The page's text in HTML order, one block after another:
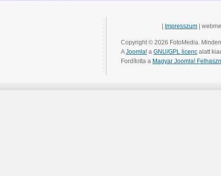
Impresszum |
Copyright © 2026 FotoMedia.
AJoomla! a GNU/GPL licenc alatt
Fordította a Magyar Joomla!